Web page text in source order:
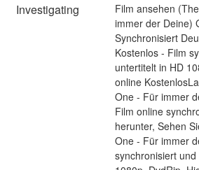
Investigating
Film ansehen
immer der Deine)
Synchronisiert
Kostenlos - Film
untertitelt in HD
online
One - Für immer
Film online
herunter, Sehen
One - Für immer
synchronisiert